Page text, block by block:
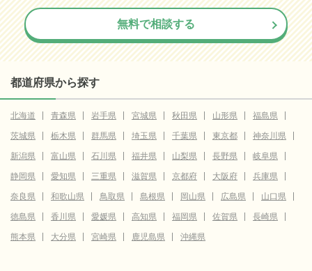
無料で相談する
都道府県から探す
北海道 青森県 岩手県 宮城県 秋田県 山形県
福島県
茨城県
栃木県 群馬県 埼玉県 千葉県 東京都
神奈川県
新潟県
富山県 石川県 福井県 山梨県 長野県
岐阜県
静岡県
愛知県 三重県 滋賀県 京都府 大阪府
兵庫県
奈良県
和歌山県 鳥取県 島根県 岡山県 広島県
山口県
徳島県
香川県 愛媛県 高知県 福岡県 佐賀県
長崎県
熊本県
大分県 宮崎県 鹿児島県 沖縄県